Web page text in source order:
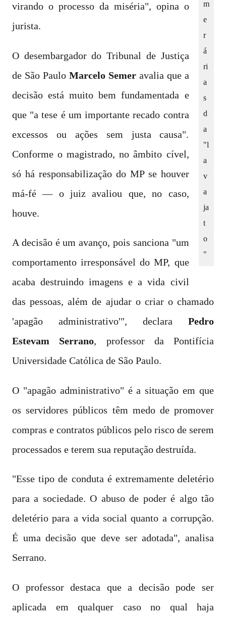
m
e
r
á
ri
a
s
d
a
"l
a
v
a
ja
t
o
"
virando o processo da miséria", opina o
jurista.
O desembargador do Tribunal de Justiça
de São Paulo Marcelo Semeravalia que a
decisão está muito bem fundamentada e
que "a tese é um importante recado contra
excessos ou ações sem justa causa".
Conforme o magistrado, no âmbito cível,
só há responsabilização do MP se houver
má-fé — o juiz avaliou que, no caso,
houve.
A decisão é um avanço, pois sanciona "um
comportamento irresponsável do MP, que
acaba destruindo imagens e a vida civil
das pessoas, além de ajudar o criar o chamado
'apagão administrativo'", declara Pedro
Estevam Serrano, professor da Pontifícia
Universidade Católica de São Paulo.
O "apagão administrativo" é a situação em que
os servidores públicos têm medo de promover
compras e contratos públicos pelo risco de serem
processados e terem sua reputação destruída.
"Esse tipo de conduta é extremamente deletério
para a sociedade. O abuso de poder é algo tão
deletério para a vida social quanto a corrupção.
É uma decisão que deve ser adotada", analisa
Serrano.
O professor destaca que a decisão pode ser
aplicada em qualquer caso no qual haja